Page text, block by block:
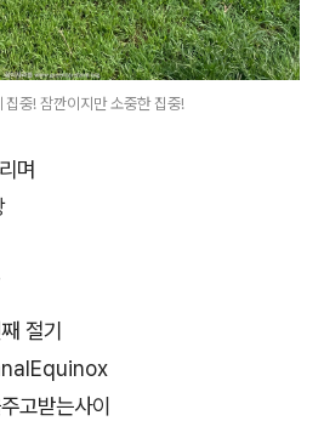
중! 잠깐이지만 소중한 집중!
며
절기
고받는사이